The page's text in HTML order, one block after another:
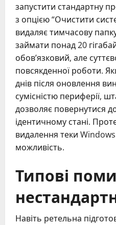
запустити стандартну
з опцією “Очистити
видаляє тимчасову
займати понад 20
обов’язковий, але
повсякденної роботи.
днів після оновлення
сумісністю периферії,
дозволяє повернутися
ідентичному стані.
видалення теки
можливість.
Типові
Навіть ретельна